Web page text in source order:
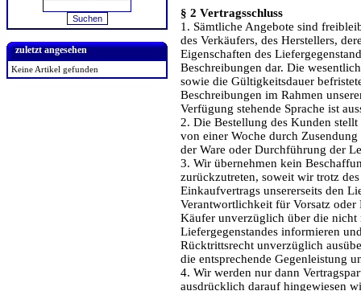
zuletzt angesehen
Keine Artikel gefunden
§ 2 Vertragsschluss
1. Sämtliche Angebote sind
des Verkäufers, des Herstellers,
Eigenschaften des
Beschreibungen dar. Die
sowie die Gültigkeitsdauer
Beschreibungen im Rahmen
Verfügung stehende Sprache ist
2. Die Bestellung des Kunden
von einer Woche durch
der Ware oder Durchführung der
3. Wir übernehmen kein
zurückzutreten, soweit wir trotz
Einkaufvertrags unsererseits den
Verantwortlichkeit für Vorsatz
Käufer unverzüglich über die nicht
Liefergegenstandes informieren
Rücktrittsrecht unverzüglich
die entsprechende Gegenleistung
4. Wir werden nur dann
ausdrücklich darauf hingewiesen